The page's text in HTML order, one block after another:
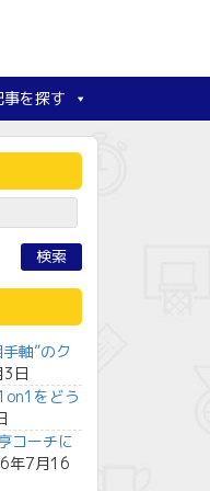
事を探す
検索
軸”のク
日
をどう
コーチに
年7月16